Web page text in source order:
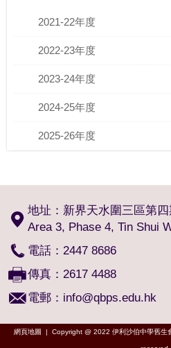
2021-22年度
2022-23年度
2023-24年度
2024-25年度
2025-26年度
地址：新界天水圍三區第四
Area 3, Phase 4, Tin Shui
電話：2447 8686
傳真：2617 4488
電郵： info@qbps.edu.hk
網頁地圖 | Copyright @ 2022 伊利沙伯中學舊生